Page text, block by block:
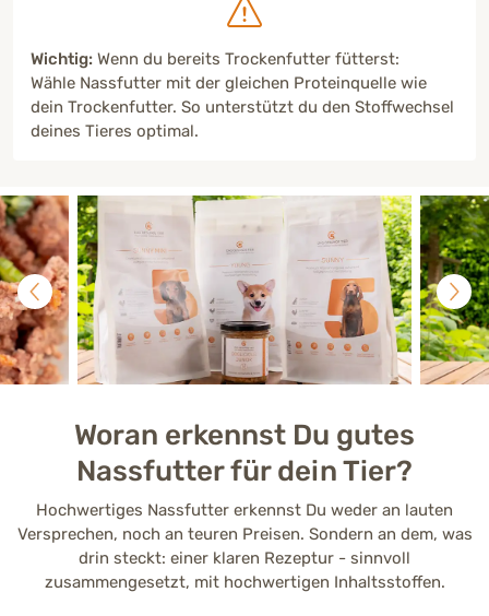
Wichtig: Wenn du bereits Trockenfutter fütterst:
Wähle Nassfutter mit der gleichen Proteinquelle wie
dein Trockenfutter. So unterstützt du den Stoffwechsel
deines Tieres optimal.
Woran erkennst Du gutes
Nassfutter für dein Tier?
Hochwertiges Nassfutter erkennst Du weder an lauten
Versprechen, noch an teuren Preisen. Sondern an dem, was
drin steckt: einer klaren Rezeptur - sinnvoll
zusammengesetzt, mit hochwertigen Inhaltsstoffen.